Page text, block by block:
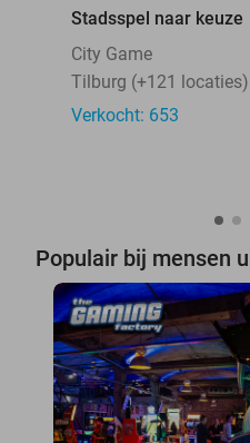
Stadsspel naar keuze
City Game
Tilburg (+121 locaties)
Verkocht: 653
Populair bij mensen